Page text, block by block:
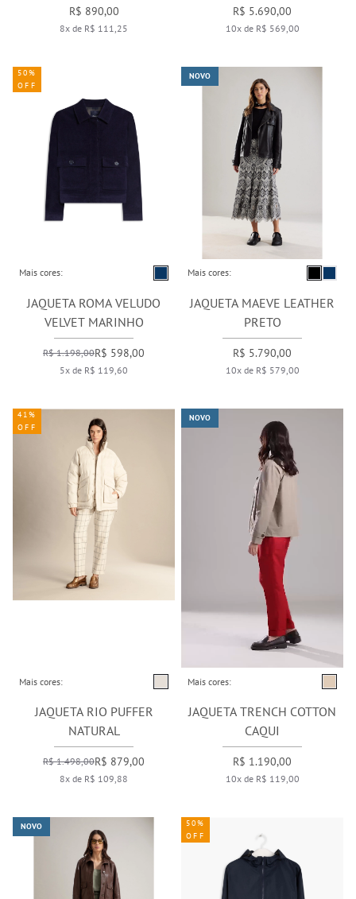
R$ 890,00
8x de R$ 111,25
R$ 5.690,00
10x de R$ 569,00
Mais cores:
JAQUETA ROMA VELUDO
VELVET MARINHO
R$ 1.198,00R$ 598,00
5x de R$ 119,60
50%
OFF
Mais cores:
JAQUETA MAEVE LEATHER
PRETO
R$ 5.790,00
10x de R$ 579,00
NOVO
Mais cores:
JAQUETA RIO PUFFER
NATURAL
R$ 1.498,00R$ 879,00
8x de R$ 109,88
41%
OFF
Mais cores:
JAQUETA TRENCH COTTON
CAQUI
R$ 1.190,00
10x de R$ 119,00
NOVO
NOVO
50%
OFF